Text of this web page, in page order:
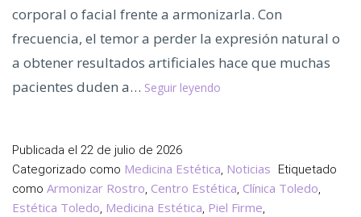
corporal o facial frente a armonizarla. Con
frecuencia, el temor a perder la expresión natural o
a obtener resultados artificiales hace que muchas
pacientes duden a… Seguir leyendo
Clave
de
la
Publicada el 22 de julio de 2026
Categorizado como Medicina Estética, Noticias Etiquetado
como Armonizar Rostro, Centro Estética, Clínica Toledo,
Estética Toledo, Medicina Estética, Piel Firme,